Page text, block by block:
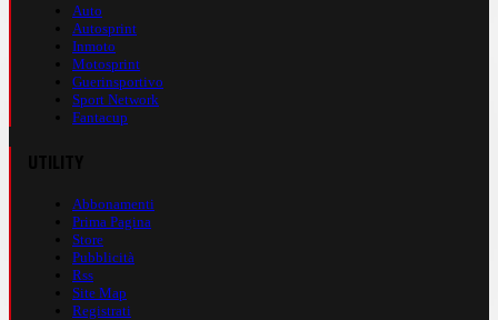
Auto
Autosprint
Inmoto
Motosprint
Guerinsportivo
Sport Network
Fantacup
Abbonamenti
Prima Pagina
Store
Pubblicità
Rss
Site Map
Registrati